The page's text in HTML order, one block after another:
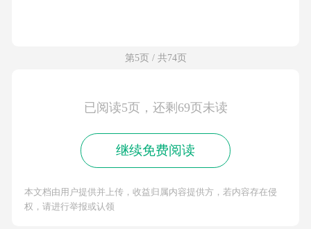
第5页 / 共74页
已阅读5页，还剩69页未读
继续免费阅读
本文档由用户提供并上传，收益归属内容提供方，若内容存在侵
权，请进行举报或认领